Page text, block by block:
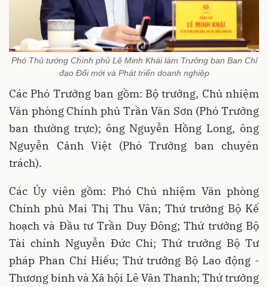
Phó Thủ tướng Chính phủ Lê Minh Khái làm Trưởng ban Ban Chỉ
đạo Đổi mới và Phát triển doanh nghiệp
Các Phó Trưởng ban gồm: Bộ trưởng, Chủ nhiệm
Văn phòng Chính phủ Trần Văn Sơn (Phó Trưởng
ban thường trực); ông Nguyễn Hồng Long, ông
Nguyễn Cảnh Việt (Phó Trưởng ban chuyên
trách).
Các Ủy viên gồm: Phó Chủ nhiệm Văn phòng
Chính phủ Mai Thị Thu Vân; Thứ trưởng Bộ Kế
hoạch và Đầu tư Trần Duy Đông; Thứ trưởng Bộ
Tài chính Nguyễn Đức Chi; Thứ trưởng Bộ Tư
pháp Phan Chí Hiếu; Thứ trưởng Bộ Lao động -
Thương binh và Xã hội Lê Văn Thanh; Thứ trưởng